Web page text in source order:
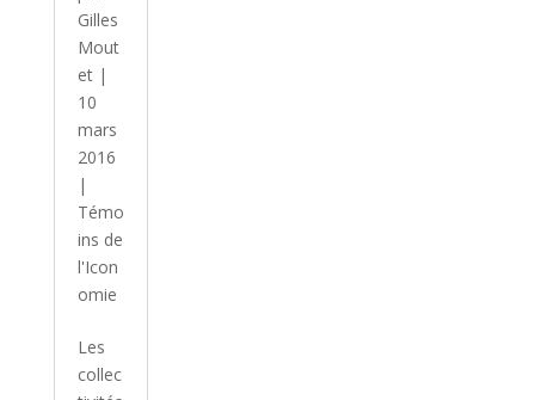
Gilles
Mout
et|
10
mars
2016
|
Témo
ins de
l'Icon
omie
Les
collec